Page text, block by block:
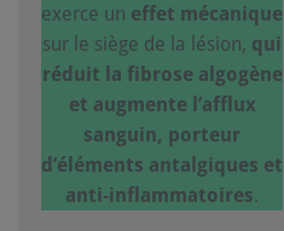
exerce un effet mécanique
sur le siège de la lésion, qui
réduit la fibrose algogène
et augmente l’afflux
sanguin, porteur
d’éléments antalgiques et
anti-inflammatoires.